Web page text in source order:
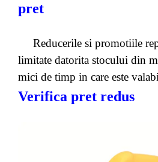
pret
Reducerile si promotiile
limitate datorita stocului din
mici de timp in care este
Verifica pret redus